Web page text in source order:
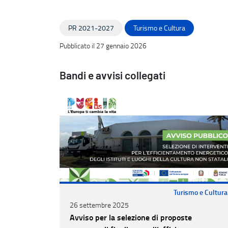
PR 2021-2027
Turismo e Cultura
Pubblicato il 27 gennaio 2026
Bandi e avvisi collegati
Turismo e Cultura
26 settembre 2025
Avviso per la selezione di proposte